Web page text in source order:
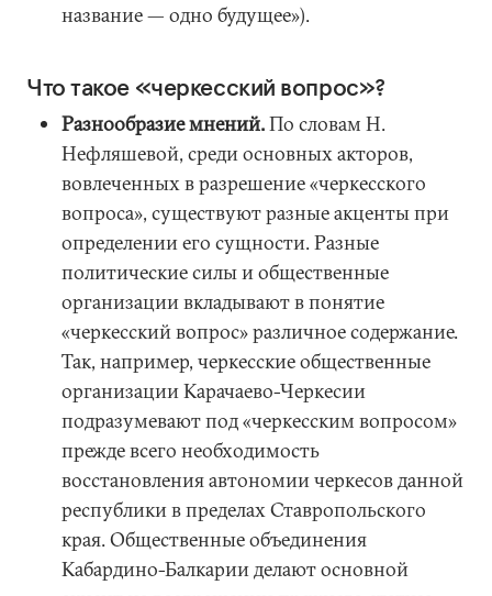
название — одно будущее»).
Что такое «черкесский вопрос»?
Разнообразие мнений.По словам Н.
Нефляшевой, среди основных акторов,
вовлеченных в разрешение «черкесского
вопроса», существуют разные акценты при
определении его сущности. Разные
политические силы и общественные
организации вкладывают в понятие
«черкесский вопрос» различное содержание.
Так, например, черкесские общественные
организации Карачаево-Черкесии
подразумевают под «черкесским вопросом»
прежде всего необходимость
восстановления автономии черкесов данной
республики в пределах Ставропольского
края. Общественные объединения
Кабардино-Балкарии делают основной